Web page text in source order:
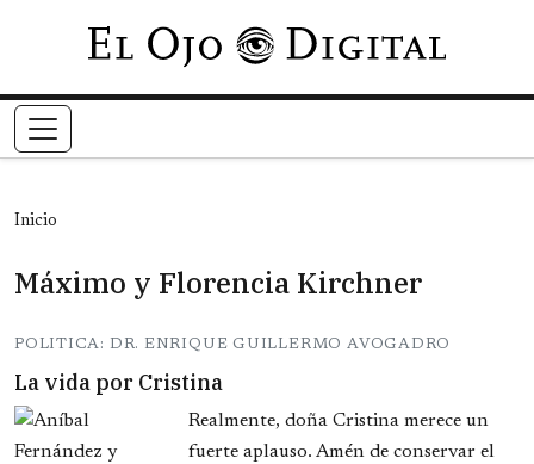
Pasar al contenido principal
Inicio
Máximo y Florencia Kirchner
POLITICA: DR. ENRIQUE GUILLERMO AVOGADRO
La vida por Cristina
Realmente, doña Cristina merece un
fuerte aplauso. Amén de conservar el